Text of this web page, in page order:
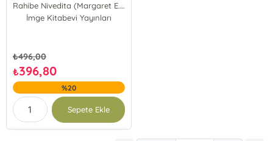
Rahibe Nivedita (Margaret E. Noble)
İmge Kitabevi Yayınları
₺496,00
₺396,80
%20
Sepete Ekle